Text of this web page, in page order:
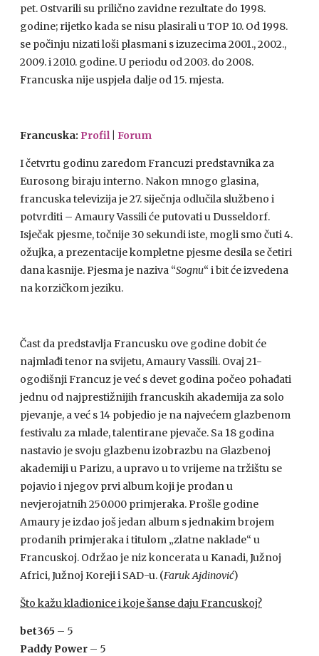
pet. Ostvarili su prilično zavidne rezultate do 1998.
godine; rijetko kada se nisu plasirali uTOP 10. Od 1998.
se počinju nizati loši plasmani s izuzecima 2001., 2002.,
2009. i 2010. godine. U periodu od 2003. do 2008.
Francuska nije uspjela dalje od 15. mjesta.
Francuska: Profil Forum
I četvrtu godinu zaredom Francuzi predstavnika za
Eurosong biraju interno. Nakon mnogo glasina,
francuska televizija je 27. siječnja odlučila službeno i
potvrditi – Amaury Vassili će putovati u Dusseldorf.
Isječak pjesme, točnije 30 sekundi iste, mogli smo čuti 4.
ožujka, a prezentacije kompletne pjesme desila se četiri
dana kasnije. Pjesma je naziva “Sognu“ i bit će izvedena
na korzičkom jeziku.
Čast da predstavlja Francusku ove godine dobit će
najmlađi tenor na svijetu, Amaury Vassili. Ovaj 21-
ogodišnji Francuz je već s devet godina počeo pohađati
jednu od najprestižnijih francuskih akademija za solo
pjevanje, a već s 14 pobjedio je na najvećem glazbenom
festivalu za mlade, talentirane pjevače. Sa 18 godina
nastavio je svoju glazbenu izobrazbu na Glazbenoj
akademiji u Parizu, a upravo u to vrijeme na tržištu se
pojavio i njegov prvi album koji je prodan u
nevjerojatnih 250.000 primjeraka. Prošle godine
Amaury je izdao još jedan album s jednakim brojem
prodanih primjeraka i titulom „zlatne naklade“ u
Francuskoj. Održao je niz koncerata u Kanadi, Južnoj
Africi, Južnoj Koreji i SAD-u. (Faruk Ajdinović)
Što kažu kladionice i koje šanse daju Francuskoj?
bet365 – 5
Paddy Power – 5